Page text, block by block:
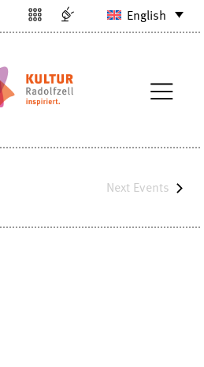
English
Next Events